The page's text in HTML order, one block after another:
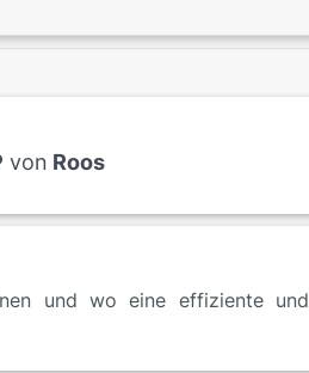
von Roos
und wo eine effiziente und